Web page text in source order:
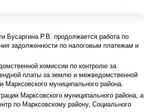
Бусаргина Р.В. продолжается работа по
задолженности по налоговым платежам и
комиссии по контролю за
платы за землю и межведомственной
Марксовского муниципального района.
Марксовского муниципального района, а
по Марксовскому району, Социального